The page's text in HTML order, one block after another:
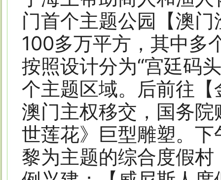
门首个主题公园【澳
100多万平方，其中多
按照设计分为“宫廷码
个主题区域。后前往
澳门主权移交，国务
世莲花》巨型雕塑。
黎为主题的综合度假